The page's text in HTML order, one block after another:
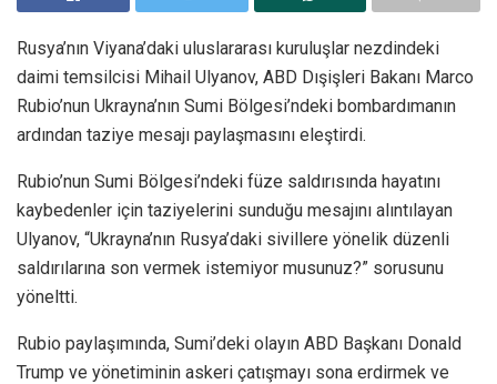
Rusya’nın Viyana’daki uluslararası kuruluşlar nezdindeki
daimi temsilcisi Mihail Ulyanov, ABD Dışişleri Bakanı Marco
Rubio’nun Ukrayna’nın Sumi Bölgesi’ndeki bombardımanın
ardından taziye mesajı paylaşmasını eleştirdi.
Rubio’nun Sumi Bölgesi’ndeki füze saldırısında hayatını
kaybedenler için taziyelerini sunduğu mesajını alıntılayan
Ulyanov, “Ukrayna’nın Rusya’daki sivillere yönelik düzenli
saldırılarına son vermek istemiyor musunuz?” sorusunu
yöneltti.
Rubio paylaşımında, Sumi’deki olayın ABD Başkanı Donald
Trump ve yönetiminin askeri çatışmayı sona erdirmek ve